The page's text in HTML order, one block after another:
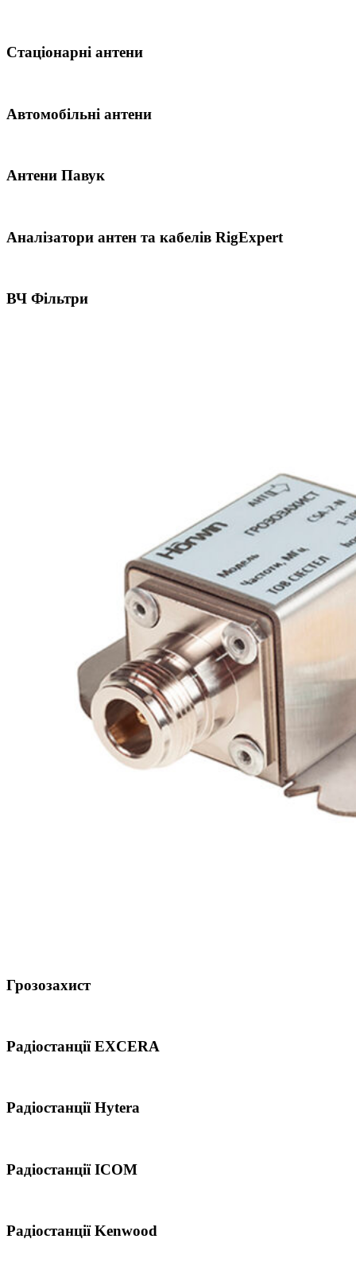
Стаціонарні антени
Автомобільні антени
Антени Павук
Аналізатори антен та кабелів RigExpert
ВЧ Фільтри
Грозозахист
Радіостанції EXCERA
Радіостанції Hytera
Радіостанції ICOM
Радіостанції Kenwood